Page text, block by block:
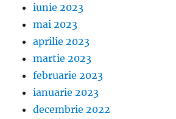
iunie 2023
mai 2023
aprilie 2023
martie 2023
februarie 2023
ianuarie 2023
decembrie 2022